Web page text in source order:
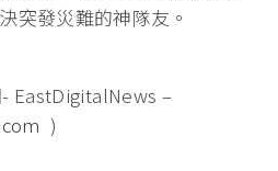
突發災難的神隊友。
EastDigitalNews –
)